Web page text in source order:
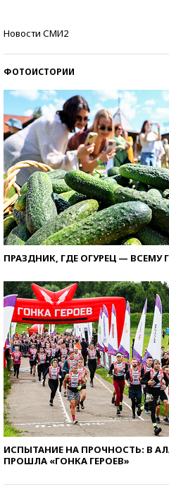
Новости СМИ2
ФОТОИСТОРИИ
ПРАЗДНИК, ГДЕ ОГУРЕЦ — ВСЕМУ
ИСПЫТАНИЕ НА ПРОЧНОСТЬ: В
ПРОШЛА «ГОНКА ГЕРОЕВ»